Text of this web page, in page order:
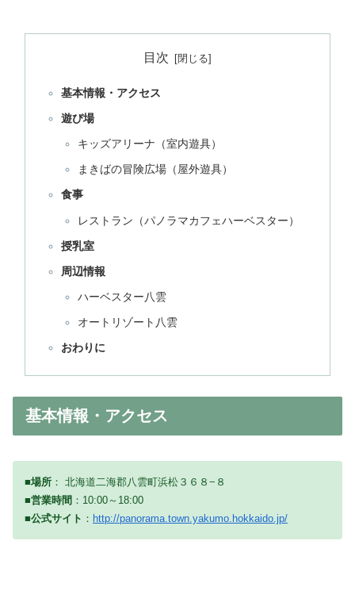
目次
基本情報・アクセス
遊び場
キッズアリーナ（室内遊具）
まきばの冒険広場（屋外遊具）
食事
レストラン（パノラマカフェハーベスター）
授乳室
周辺情報
ハーベスター八雲
オートリゾート八雲
おわりに
基本情報・アクセス
■場所 ： 北海道二海郡八雲町浜松３６８−８
■営業時間 ：10:00～18:00
■公式サイト ： http://panorama.town.yakumo.hokkaido.jp/